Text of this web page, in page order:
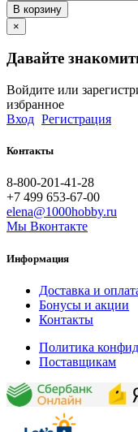
В корзину
×
Давайте
Войдите или
избранное
Вход Регистрация
Контакты
8-800-201-41-28
+7 499 653-67-00
elena@1000hobby.ru
Мы Вконтакте
Информация
Доставка и
Бонусы и акции
Контакты
Политика
Поставщикам